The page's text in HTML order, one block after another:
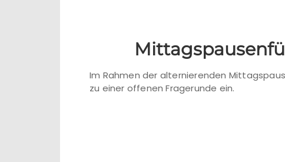
Im Rahmen der alternierenden
zu einer offenen Fragerunde ein.